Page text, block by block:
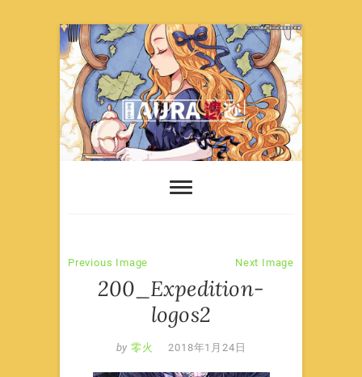
Skip
to
content
Previous Image Next Image
200_Expedition-
logos2
by 零火 2018年1月24日